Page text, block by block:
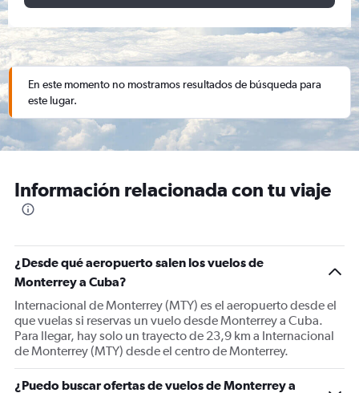
En este momento no mostramos resultados de búsqueda para
este lugar.
Información relacionada con tu viaje
¿Desde qué aeropuerto salen los vuelos de
Monterrey a Cuba?
Internacional de Monterrey (MTY) es el aeropuerto desde el
que vuelas si reservas un vuelo desde Monterrey a Cuba.
Para llegar, hay solo un trayecto de 23,9 km a Internacional
de Monterrey (MTY) desde el centro de Monterrey.
¿Puedo buscar ofertas de vuelos de Monterrey a